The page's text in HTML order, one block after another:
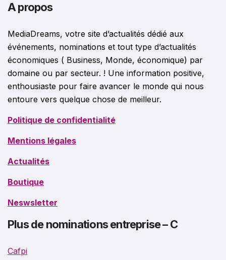
A propos
MediaDreams, votre site d’actualités dédié aux
événements, nominations et tout type d’actualités
économiques ( Business, Monde, économique) par
domaine ou par secteur. ! Une information positive,
enthousiaste pour faire avancer le monde qui nous
entoure vers quelque chose de meilleur.
Politique de confidentialité
Mentions légales
Actualités
Boutique
Neswsletter
Plus de nominations entreprise – C
Cafpi